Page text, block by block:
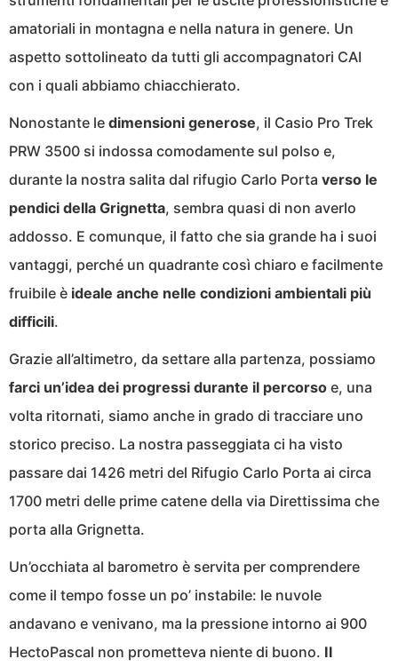
amatoriali in montagna e nella natura in genere. Un
aspetto sottolineato da tutti gli accompagnatori CAI
con i quali abbiamo chiacchierato.
Nonostante le dimensioni generose, il Casio Pro Trek
PRW 3500 si indossa comodamente sul polso e,
durante la nostra salita dal rifugio Carlo Porta verso le
pendici della Grignetta, sembra quasi di non averlo
addosso. E comunque, il fatto che sia grande ha i suoi
vantaggi, perché un quadrante così chiaro e facilmente
fruibile è ideale anche nelle condizioni ambientali più
difficili.
Grazie all’altimetro, da settare alla partenza, possiamo
farci un’idea dei progressi durante il percorso e, una
volta ritornati, siamo anche in grado di tracciare uno
storico preciso. La nostra passeggiata ci ha visto
passare dai 1426 metri del Rifugio Carlo Porta ai circa
1700 metri delle prime catene della via Direttissima che
porta alla Grignetta.
Un’occhiata al barometro è servita per comprendere
come il tempo fosse un po’ instabile: le nuvole
andavano e venivano, ma la pressione intorno ai 900
HectoPascal non prometteva niente di buono. Il